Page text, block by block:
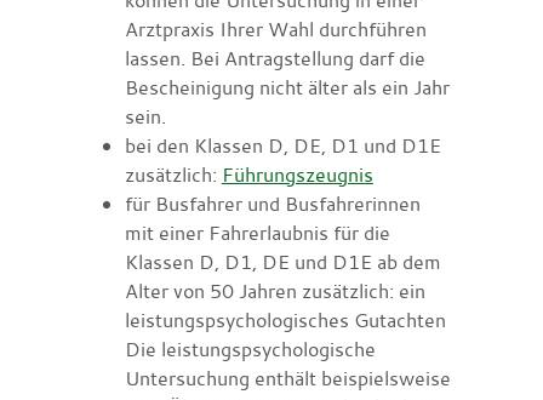
Arztpraxis Ihrer Wahl durchführen
lassen. Bei Antragstellung darf die
Bescheinigung nicht älter als ein Jahr
sein.
bei den Klassen D, DE, D1 und D1E
zusätzlich: Führungszeugnis
für Busfahrer und Busfahrerinnen
mit einer Fahrerlaubnis für die
Klassen D, D1, DE und D1E ab dem
Alter von 50 Jahren zusätzlich: ein
leistungspsychologisches Gutachten
Die leistungspsychologische
Untersuchung enthält beispielsweise